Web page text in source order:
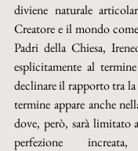
diviene naturale
Creatore e il mondo
Padri della Chiesa,
esplicitamente al
declinare il rapporto tra
termine appare anche
dove, però, sarà limitato
perfezione